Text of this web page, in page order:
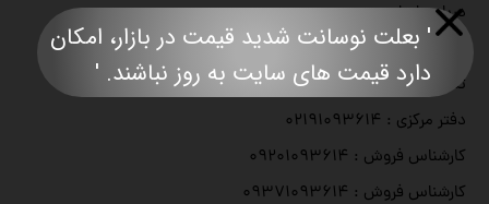
درباره با ما
مجوزهای رسمی کاریزما
تماس با ما
دفتر مرکزی : ۰۲۱۹۱۰۹۳۶۱۴
کارشناس فروش : ۰۹۲۰۱۰۹۳۶۱۴
کارشناس فروش : ۰۹۳۷۱۰۹۳۶۱۴
' بعلت نوسانت شدید قیمت در بازار، امکان
دارد قیمت های سایت به روز نباشند. '​​​​​​​​​​​​​​